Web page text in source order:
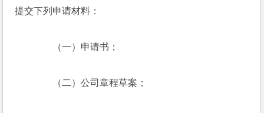
提交下列申请材料：
（一）申请书；
（二）公司章程草案；